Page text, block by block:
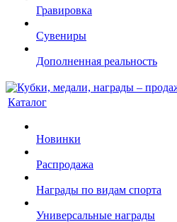
Гравировка
Сувениры
Дополненная реальность
Каталог
Новинки
Распродажа
Награды по видам спорта
Универсальные награды